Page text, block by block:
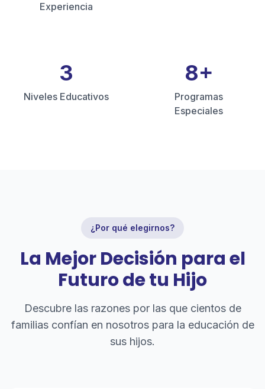
Experiencia
3
Niveles Educativos
8+
Programas
Especiales
¿Por qué elegirnos?
La Mejor Decisión para el
Futuro de tu Hijo
Descubre las razones por las que cientos de
familias confían en nosotros para la educación de
sus hijos.